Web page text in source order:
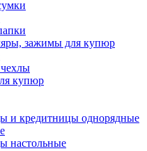
зажимы для купюр
купюр
и кредитницы однорядные
настольные